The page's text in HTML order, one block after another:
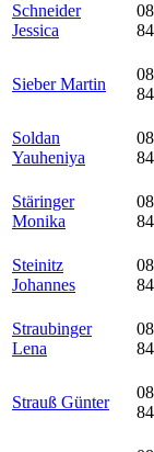
Schneider
Jessica
Sieber Martin
Soldan
Yauheniya
Stäringer
Monika
Steinitz
Johannes
Straubinger
Lena
Strauß Günter